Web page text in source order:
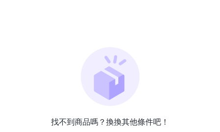
找不到商品嗎？換換其他條件吧！